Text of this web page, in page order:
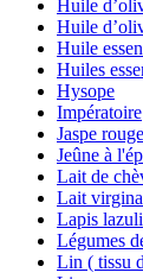
Huile
Huile
Huile
Huiles
Hysope
Impératoire
Jaspe rouge
Jeûne à
Lait de
Lait
Lapis lazuli
Légumes
Lin ( tissu